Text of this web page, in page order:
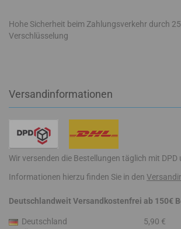
Hohe Sicherheit beim Zahlungsverkehr durch
Verschlüsselung
Versandinformationen
Wir versenden die Bestellungen täglich mit DPD
Informationen hierzu finden Sie in den
Deutschlandweit Versandkostenfrei ab 150€
Deutschland
5,90 €